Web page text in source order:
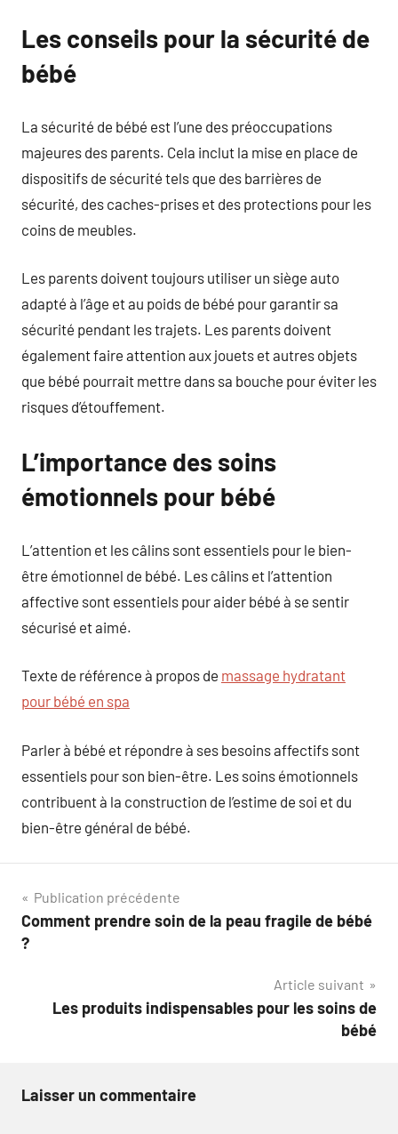
Les conseils pour la sécurité de
bébé
La sécurité de bébé est l’une des préoccupations
majeures des parents. Cela inclut la mise en place de
dispositifs de sécurité tels que des barrières de
sécurité, des caches-prises et des protections pour les
coins de meubles.
Les parents doivent toujours utiliser un siège auto
adapté à l’âge et au poids de bébé pour garantir sa
sécurité pendant les trajets. Les parents doivent
également faire attention aux jouets et autres objets
que bébé pourrait mettre dans sa bouche pour éviter les
risques d’étouffement.
L’importance des soins
émotionnels pour bébé
L’attention et les câlins sont essentiels pour le bien-
être émotionnel de bébé. Les câlins et l’attention
affective sont essentiels pour aider bébé à se sentir
sécurisé et aimé.
Texte de référence à propos de massage hydratant
pour bébé en spa
Parler à bébé et répondre à ses besoins affectifs sont
essentiels pour son bien-être. Les soins émotionnels
contribuent à la construction de l’estime de soi et du
bien-être général de bébé.
Navigation
de
Publication précédente
Comment prendre soin de la peau fragile de bébé
?
Article suivant
Les produits indispensables pour les soins de
bébé
Laisser un commentaire